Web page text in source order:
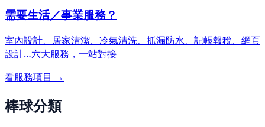
需要生活／事業服務？
室內設計、居家清潔、冷氣清洗、抓漏防水、記帳報稅、網頁
設計…六大服務，一站對接
看服務項目 →
棒球分類